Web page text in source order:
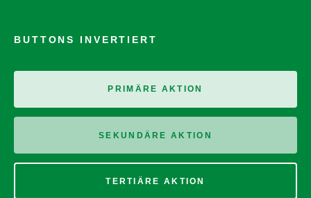
BUTTONS INVERTIERT
PRIMÄRE AKTION
SEKUNDÄRE AKTION
TERTIÄRE AKTION